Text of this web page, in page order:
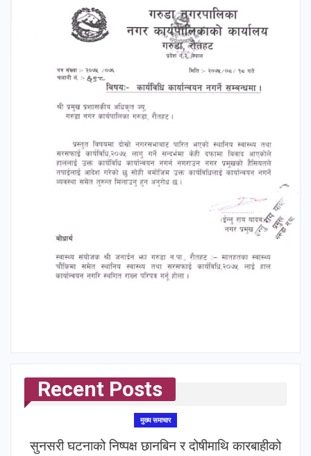
Recent Posts
मुख्य समाचार
सुनसरी घटनाको निष्पक्ष छानबिन र दोषीमाथि कारबाहीको